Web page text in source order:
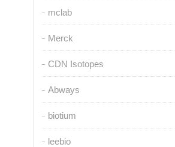
mclab
Merck
CDN Isotopes
Abways
biotium
leebio